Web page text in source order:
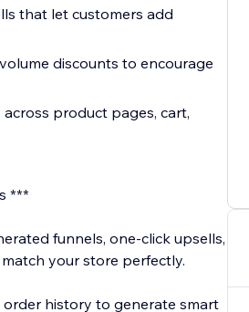
that let customers add
discounts to encourage
product pages, cart,
***
funnels, one-click upsells,
your store perfectly.
history to generate smart